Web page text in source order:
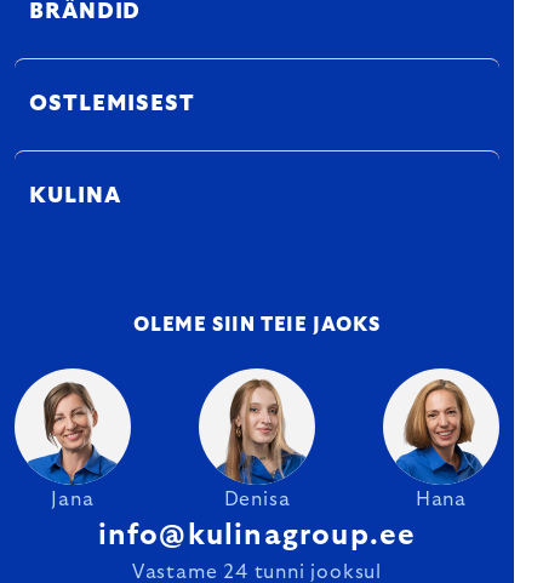
BRÄNDID
OSTLEMISEST
KULINA
OLEME SIIN TEIE JAOKS
Jana Denisa Hana
info@kulinagroup.ee
Vastame 24 tunni jooksul